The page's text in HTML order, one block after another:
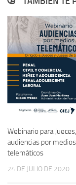
Webinario para
audiencias por medios
telemáticos
24 DE JULIO DE 2020